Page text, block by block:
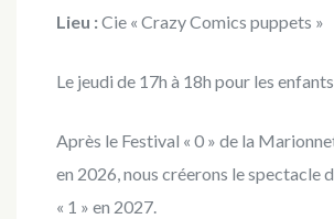
Lieu :Cie « Crazy Comics puppets »
Le jeudi de 17h à 18h pour les
Après le Festival « 0 » de la
en 2026, nous créerons le spectacle
« 1 » en 2027.